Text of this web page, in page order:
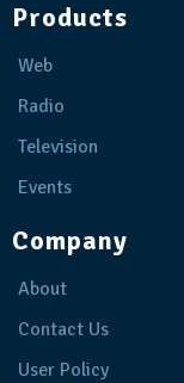
Products
Web
Radio
Television
Events
Company
About
Contact Us
User Policy